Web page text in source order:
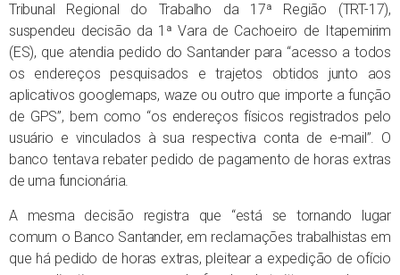
Tribunal Regional do Trabalho da 17ª Região (TRT-17),
suspendeu decisão da 1ª Vara de Cachoeiro de Itapemirim
(ES), que atendia pedido do Santander para “acesso a todos
os endereços pesquisados e trajetos obtidos junto aos
aplicativos googlemaps, waze ou outro que importe a função
de GPS”, bem como “os endereços físicos registrados pelo
usuário e vinculados à sua respectiva conta de e-mail”. O
banco tentava rebater pedido de pagamento de horas extras
de uma funcionária.
A mesma decisão registra que “está se tornando lugar
comum o Banco Santander, em reclamações trabalhistas em
que há pedido de horas extras, pleitear a expedição de ofício